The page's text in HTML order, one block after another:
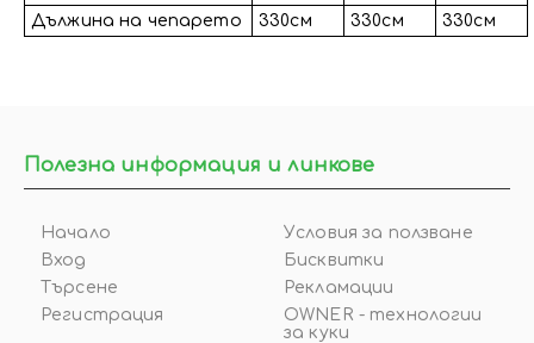
Дължина на чепарето
330см 330см 330см
Полезна информация и линкове
Начало
Вход
Търсене
Регистрация
Условия за ползване
Бисквитки
Рекламации
OWNER - технологии
за куки